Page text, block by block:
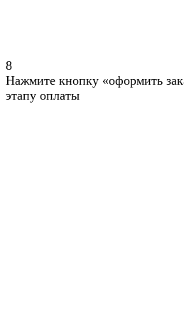
8
Нажмите кнопку «оформить
этапу оплаты